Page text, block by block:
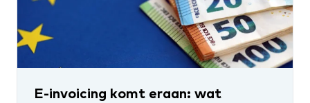
E-invoicing komt eraan: wat